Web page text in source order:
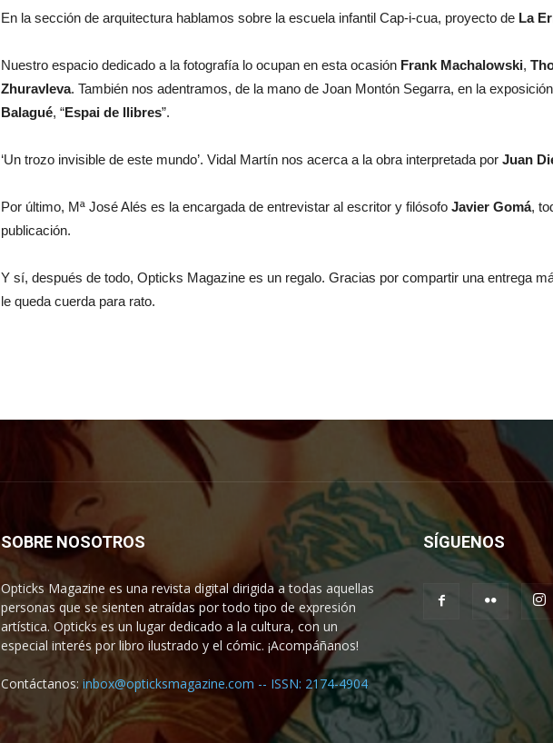
En la sección de arquitectura hablamos sobre la escuela infantil Cap-i-cua, proyecto de La
Nuestro espacio dedicado a la fotografía lo ocupan en esta ocasión Frank Machalowski,
Zhuravleva. También nos adentramos, de la mano de Joan Montón Segarra, en la
Balagué, “Espai de llibres”.
‘Un trozo invisible de este mundo’. Vidal Martín nos acerca a la obra interpretada por Juan
Por último, Mª José Alés es la encargada de entrevistar al escritor y filósofo Javier Gomá,
publicación.
Y sí, después de todo, Opticks Magazine es un regalo. Gracias por compartir una entrega
le queda cuerda para rato.
SOBRE NOSOTROS
Opticks Magazine es una revista digital dirigida a todas aquellas
personas que se sienten atraídas por todo tipo de expresión
artística. Opticks es un lugar dedicado a la cultura, con un
especial interés por libro ilustrado y el cómic. ¡Acompáñanos!
Contáctanos:inbox@opticksmagazine.com -- ISSN: 2174-4904
SÍGUENOS